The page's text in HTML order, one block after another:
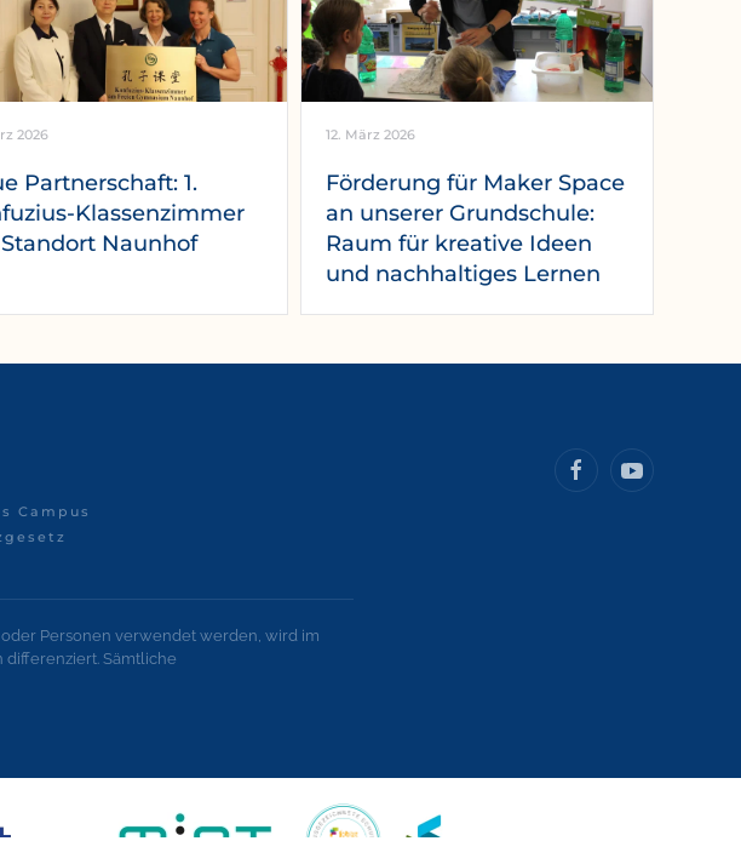
2026
Partnerschaft: 1.
Klassenzimmer
Naunhof
12. März 2026
Förderung für Maker Space
an unserer Grundschule:
Raum für kreative Ideen
und nachhaltiges Lernen
Campus
Personen verwendet werden, wird im
Sämtliche